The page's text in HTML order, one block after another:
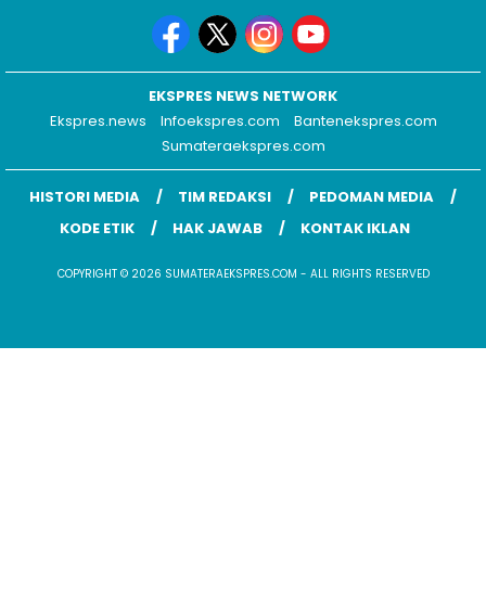
EKSPRES NEWS NETWORK
Ekspres.news
Infoekspres.com
Bantenekspres.com
Sumateraekspres.com
HISTORI MEDIA TIM REDAKSI
PEDOMAN MEDIA
KODE ETIK
HAK JAWAB KONTAK IKLAN
COPYRIGHT © 2026 SUMATERAEKSPRES.COM - ALL RIGHTS RESERVED